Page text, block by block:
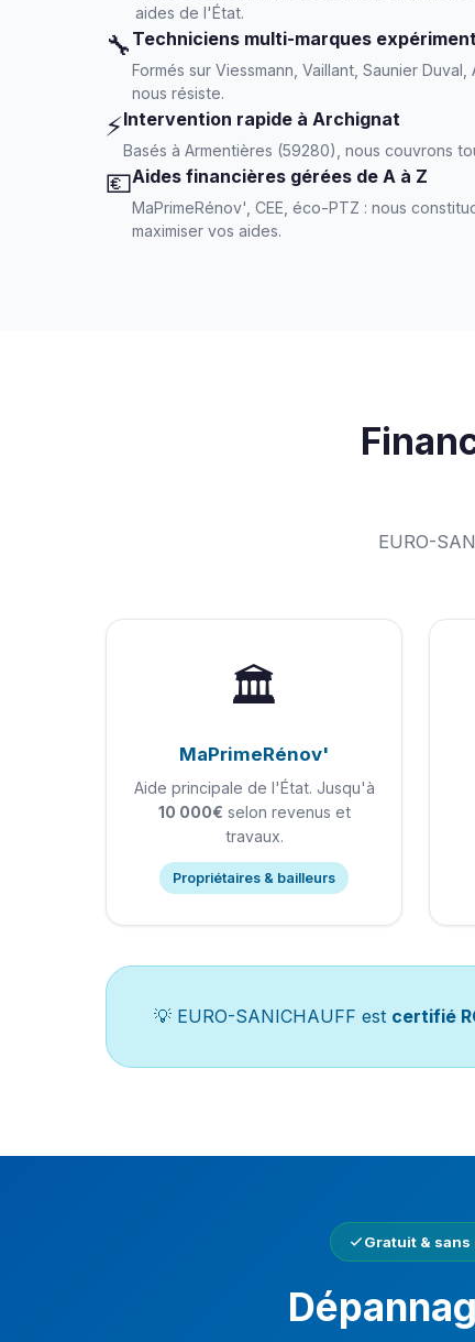
aides de l'État.
🔧 Techniciens multi-marques
Formés sur Viessmann, Vaillant, Saunier
nous résiste.
⚡Intervention rapide à Archignat
Basés à Armentières (59280), nous couvrons
💶Aides financières gérées de A à Z
MaPrimeRénov', CEE, éco-PTZ : nous
maximiser vos aides.
EURO-
🏛️
MaPrimeRénov'
Aide principale de l'État. Jusqu'à
10 000€ selon revenus et
travaux.
Propriétaires & bailleurs
💡 EURO-SANICHAUFF est certifié
Gratuit &